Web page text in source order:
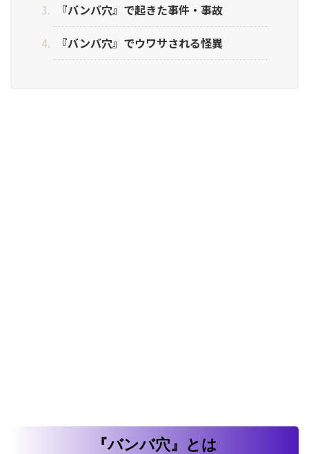
『バンバ穴』で起きた事件・事故
『バンバ穴』でウワサされる怪異
『バンバ穴』とは